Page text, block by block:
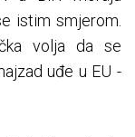
istim smjerom.
volja da se
uđe u EU -